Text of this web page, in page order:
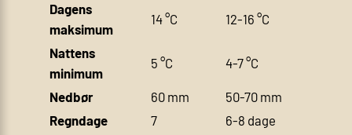
Dagens
maksimum
14 °C 12-16 °C
Nattens
minimum
5 °C 4-7 °C
Nedbør 60 mm
50-70 mm
Regndage
7
6-8 dage